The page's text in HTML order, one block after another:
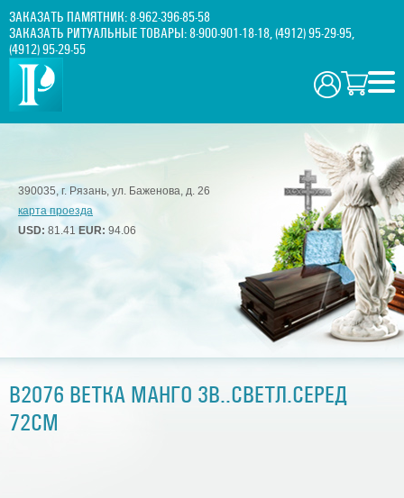
ЗАКАЗАТЬ ПАМЯТНИК:8-962-396-85-58
ЗАКАЗАТЬ РИТУАЛЬНЫЕ ТОВАРЫ:8-900-901-18-18,(4912) 95-29-95,
(4912) 95-29-55
390035, г. Рязань, ул. Баженова, д. 26
карта проезда
USD: 81.41 EUR: 94.06
В2076 ВЕТКА МАНГО 3В..СВЕТЛ.СЕРЕД
72СМ